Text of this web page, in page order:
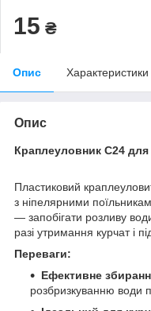
15 ₴
Опис Характеристики
Опис
Краплеуловник C24 для
Пластиковий
з ніпелярними
— запобігати розливу
разі утримання курчат і
Переваги:
Ефективне
розбризкуванню води